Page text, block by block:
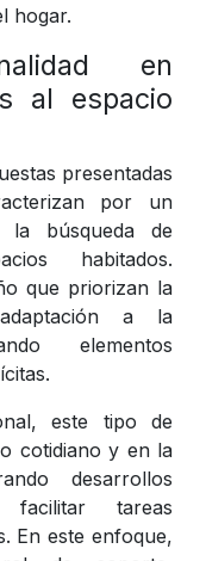
hogar.
en
al espacio
presentadas
por un
búsqueda de
habitados.
que priorizan la
a la
elementos
este tipo de
cotidiano y en la
desarrollos
facilitar tareas
En este enfoque,